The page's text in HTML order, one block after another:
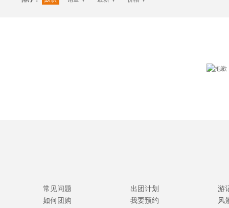
常见问题
如何团购
出团计划
我要预约
游
风